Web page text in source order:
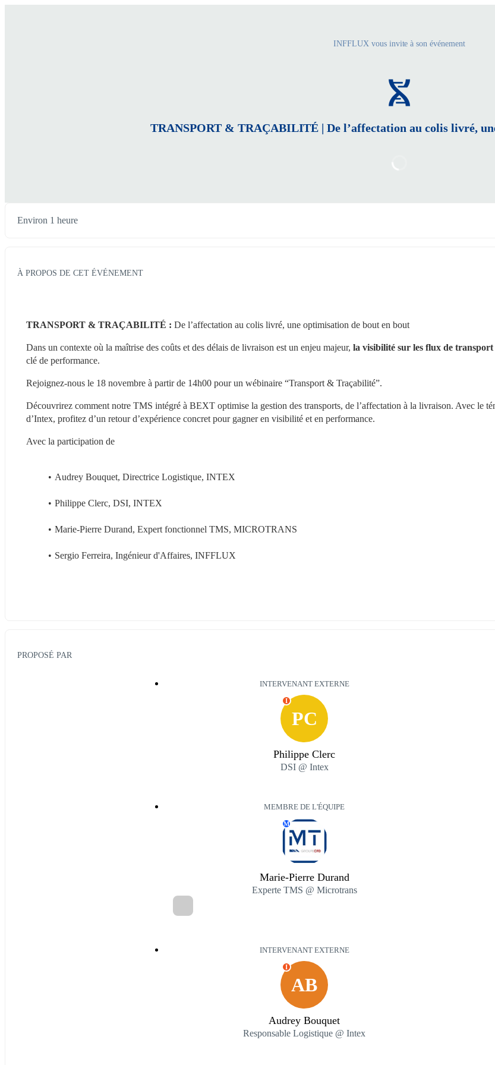
INFFLUX vous invite à son événement
TRANSPORT & TRAÇABILITÉ | De l’affectation au colis livré,
Environ 1 heure
À PROPOS DE CET ÉVÉNEMENT
TRANSPORT & TRAÇABILITÉ : De l’affectation au colis livré, une optimisation de bout en bout
Dans un contexte où la maîtrise des coûts et des délais de livraison est un enjeu majeur, la visibilité sur les flux de transport
clé de performance.
Rejoignez-nous le 18 novembre à partir de 14h00 pour un wébinaire “Transport & Traçabilité”.
Découvrirez comment notre TMS intégré à BEXT optimise la gestion des transports, de l’affectation à la livraison. Avec le
d’Intex, profitez d’un retour d’expérience concret pour gagner en visibilité et en performance.
Avec la participation de
Audrey Bouquet, Directrice Logistique, INTEX
Philippe Clerc, DSI, INTEX
Marie-Pierre Durand, Expert fonctionnel TMS, MICROTRANS
Sergio Ferreira, Ingénieur d'Affaires, INFFLUX
PROPOSÉ PAR
INTERVENANT EXTERNE
PC
I
Philippe Clerc
DSI @ Intex
MEMBRE DE L'ÉQUIPE
M
Marie-Pierre Durand
Experte TMS @ Microtrans
INTERVENANT EXTERNE
AB
I
Audrey Bouquet
Responsable Logistique @ Intex